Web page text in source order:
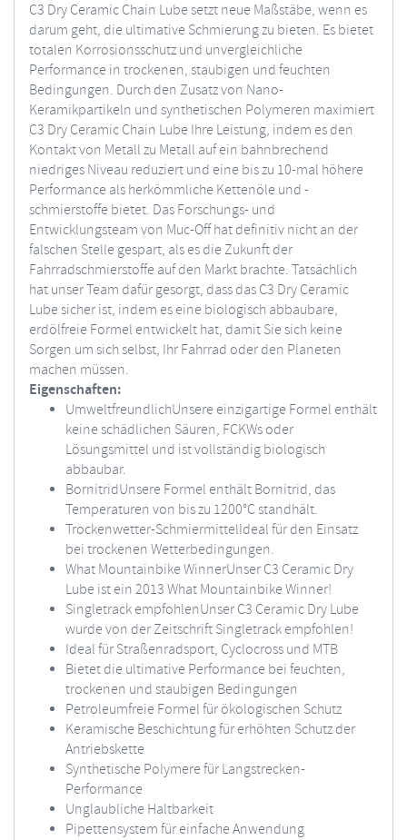
C3 Dry Ceramic Chain Lube setzt neue Maßstäbe, wenn es
darum geht, die ultimative Schmierung zu bieten. Es bietet
totalen Korrosionsschutz und unvergleichliche
Performance in trockenen, staubigen und feuchten
Bedingungen. Durch den Zusatz von Nano-
Keramikpartikeln und synthetischen Polymeren maximiert
C3 Dry Ceramic Chain Lube Ihre Leistung, indem es den
Kontakt von Metall zu Metall auf ein bahnbrechend
niedriges Niveau reduziert und eine bis zu 10-mal höhere
Performance als herkömmliche Kettenöle und -
schmierstoffe bietet. Das Forschungs- und
Entwicklungsteam von Muc-Off hat definitiv nicht an der
falschen Stelle gespart, als es die Zukunft der
Fahrradschmierstoffe auf den Markt brachte. Tatsächlich
hat unser Team dafür gesorgt, dass das C3 Dry Ceramic
Lube sicher ist, indem es eine biologisch abbaubare,
erdölfreie Formel entwickelt hat, damit Sie sich keine
Sorgen um sich selbst, Ihr Fahrrad oder den Planeten
machen müssen.
Eigenschaften:
UmweltfreundlichUnsere einzigartige Formel enthält
keine schädlichen Säuren, FCKWs oder
Lösungsmittel und ist vollständig biologisch
abbaubar.
BornitridUnsere Formel enthält Bornitrid, das
Temperaturen von bis zu 1200°C standhält.
Trockenwetter-SchmiermittelIdeal für den Einsatz
bei trockenen Wetterbedingungen.
What Mountainbike WinnerUnser C3 Ceramic Dry
Lube ist ein 2013 What Mountainbike Winner!
Singletrack empfohlenUnser C3 Ceramic Dry Lube
wurde von der Zeitschrift Singletrack empfohlen!
Ideal für Straßenradsport, Cyclocross und MTB
Bietet die ultimative Performance bei feuchten,
trockenen und staubigen Bedingungen
Petroleumfreie Formel für ökologischen Schutz
Keramische Beschichtung für erhöhten Schutz der
Antriebskette
Synthetische Polymere für Langstrecken-
Performance
Unglaubliche Haltbarkeit
Pipettensystem für einfache Anwendung